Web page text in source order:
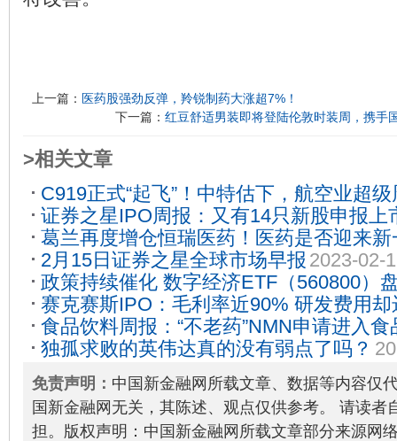
上一篇： 医药股强劲反弹，羚锐制药大涨超7%！
下一篇： 红豆舒适男装即将登陆伦敦时装周，携手
>相关文章
C919正式“起飞”！中特估下，航空业超
05-30
证券之星IPO周报：又有14只新股申报上
葛兰再度增仓恒瑞医药！医药是否迎来
2023-05-22
2月15日证券之星全球市场早报 2023-02-
政策持续催化 数字经济ETF（560800）
赛克赛斯IPO：毛利率近90% 研发费用
03-01
食品饮料周报：“不老药”NMN申请进入
高管层再变动2023-02-11
独孤求败的英伟达真的没有弱点了吗？
免责声明： 中国新金融网所载文章、数据等内容仅
国新金融网无关，其陈述、观点仅供参考。 请读者
担。版权声明：中国新金融网所载文章部分来源网